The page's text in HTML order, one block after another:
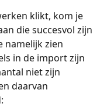
klikt, kom je
die succesvol zijn
namelijk zien
in de import zijn
niet zijn
daarvan